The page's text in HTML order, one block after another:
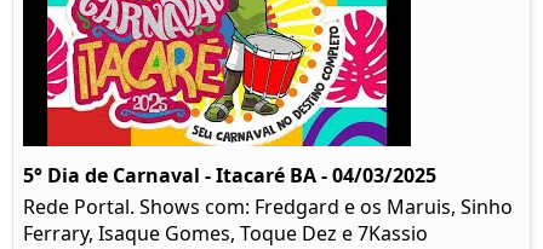
5° Dia de Carnaval - Itacaré BA - 04/03/2025
Rede Portal. Shows com: Fredgard e os Maruis, Sinho
Ferrary, Isaque Gomes, Toque Dez e 7Kassio